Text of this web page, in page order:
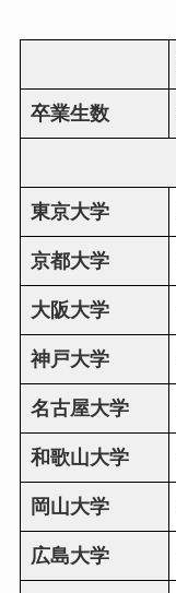
卒業生数
東京大学
京都大学
大阪大学
神戸大学
名古屋大学
和歌山大学
岡山大学
広島大学